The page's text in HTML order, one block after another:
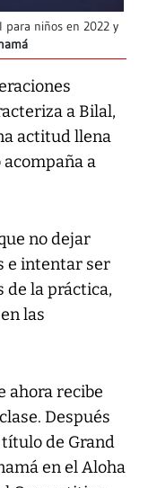
para niños en 2022 y
a Bilal,
actitud llena
a
no dejar
e intentar ser
de la práctica,
las
ahora recibe
Después
título de Grand
en el Aloha